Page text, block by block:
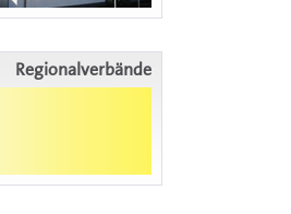
Regionalverbände